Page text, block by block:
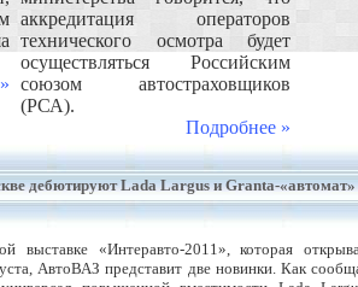
аккредитация операторов
технического осмотра будет
осуществляться Российским
союзом автостраховщиков
(РСА).
Подробнее »
дебютируют Lada Largus и Granta-«автомат»
выставке «Интеравто-2011», которая
АвтоВАЗ представит две новинки. Как